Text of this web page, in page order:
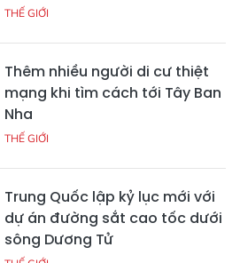
THẾ GIỚI
Thêm nhiều người di cư thiệt
mạng khi tìm cách tới Tây Ban
Nha
THẾ GIỚI
Trung Quốc lập kỷ lục mới với
dự án đường sắt cao tốc dưới
sông Dương Tử